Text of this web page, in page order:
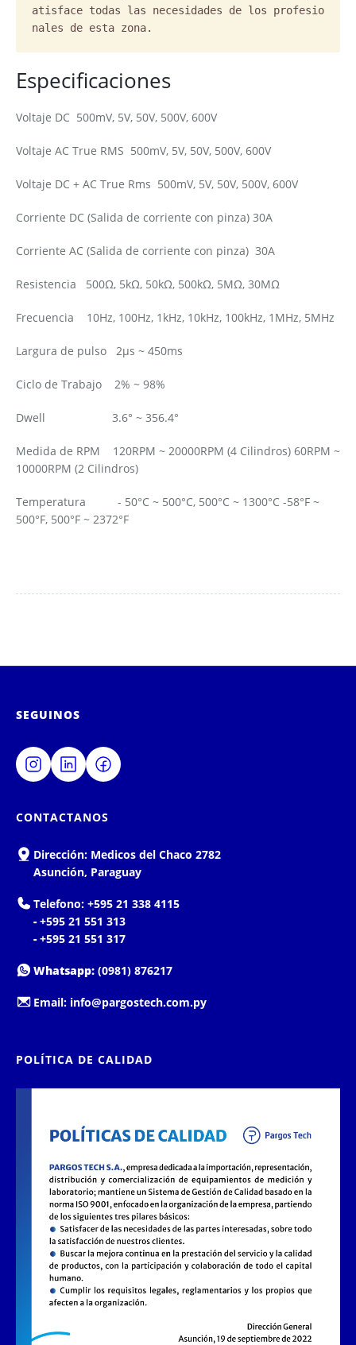
atisface todas las necesidades de los profesio
nales de esta zona.
Especificaciones
Voltaje DC 500mV, 5V, 50V, 500V, 600V
Voltaje AC True RMS 500mV, 5V, 50V, 500V, 600V
Voltaje DC + AC True Rms 500mV, 5V, 50V, 500V, 600V
Corriente DC (Salida de corriente con pinza) 30A
Corriente AC (Salida de corriente con pinza) 30A
Resistencia 500Ω, 5kΩ, 50kΩ, 500kΩ, 5MΩ, 30MΩ
Frecuencia 10Hz, 100Hz, 1kHz, 10kHz, 100kHz, 1MHz, 5MHz
Largura de pulso 2µs ~ 450ms
Ciclo de Trabajo 2% ~ 98%
Dwell 3.6° ~ 356.4°
Medida de RPM 120RPM ~ 20000RPM (4 Cilindros) 60RPM ~
10000RPM (2 Cilindros)
Temperatura - 50°C ~ 500°C, 500°C ~ 1300°C -58°F ~
500°F, 500°F ~ 2372°F
SEGUINOS
CONTACTANOS
Dirección: Medicos del Chaco 2782
Asunción, Paraguay
Telefono: +595 21 338 4115
-+595 21 551 313
-+595 21 551 317
Whatsapp: (0981) 876217
Email: info@pargostech.com.py
POLÍTICA DE CALIDAD